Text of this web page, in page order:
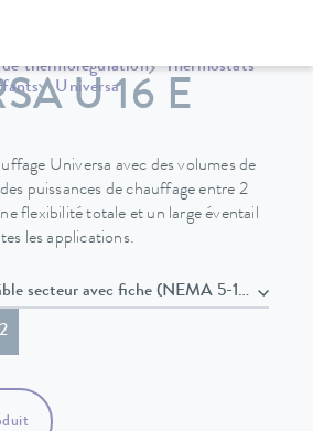
thermorégulation
Thermostats
Universa
U 16 E
Universa avec des volumes de
puissances de chauffage entre 2
flexibilité totale et un large éventail
les applications.
V; 50/60 Hz , Câble secteur avec fiche (NEMA 5-15P)